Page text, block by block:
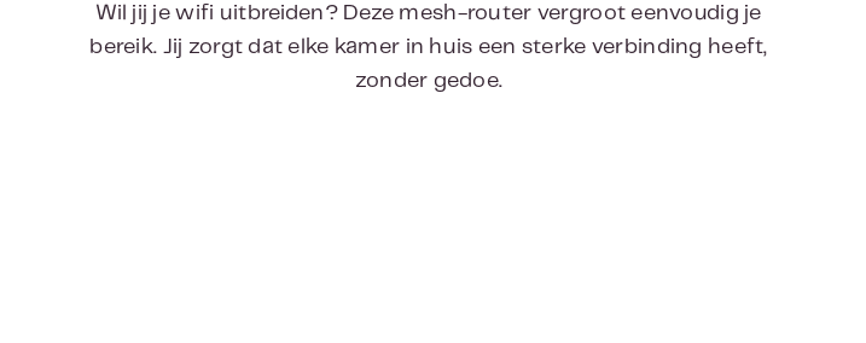
Wil jij je wifi uitbreiden? Deze mesh-router vergroot eenvoudig je
bereik. Jij zorgt dat elke kamer in huis een sterke verbinding heeft,
zonder gedoe.